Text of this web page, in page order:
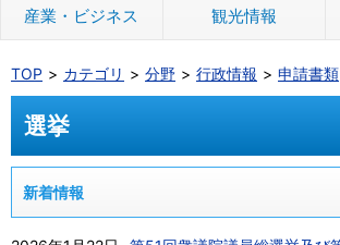
産業・ビジネス 観光情報
TOP カテゴリ 分野 行政情報 申請書類
選挙
新着情報